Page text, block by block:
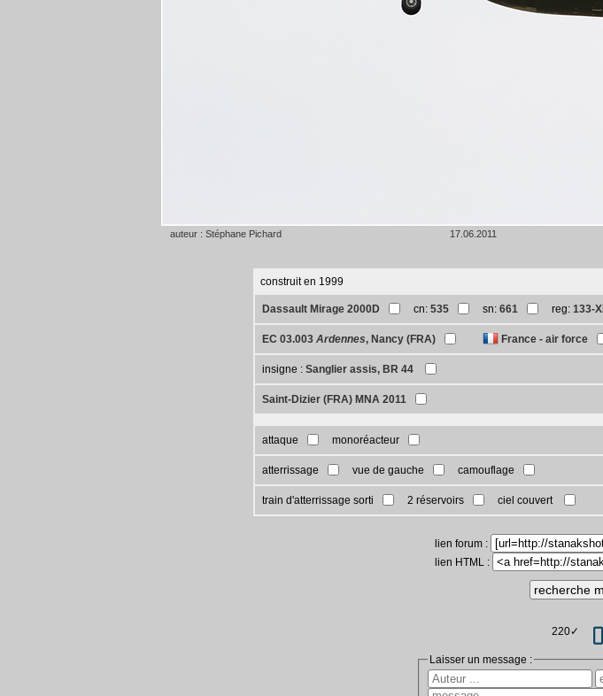
auteur : Stéphane Pichard 17.06.2011
construit en 1999
Dassault Mirage 2000D cn: 535 sn: 661 reg: 133-XI
EC 03.003 Ardennes, Nancy (FRA) France - air force
insigne : Sanglier assis, BR 44
Saint-Dizier (FRA) MNA 2011
attaque monoréacteur
atterrissage vue de gauche camouflage
train d'atterrissage sorti 2 réservoirs ciel couvert
lien forum :
lien HTML :
220✓
Laisser un message :